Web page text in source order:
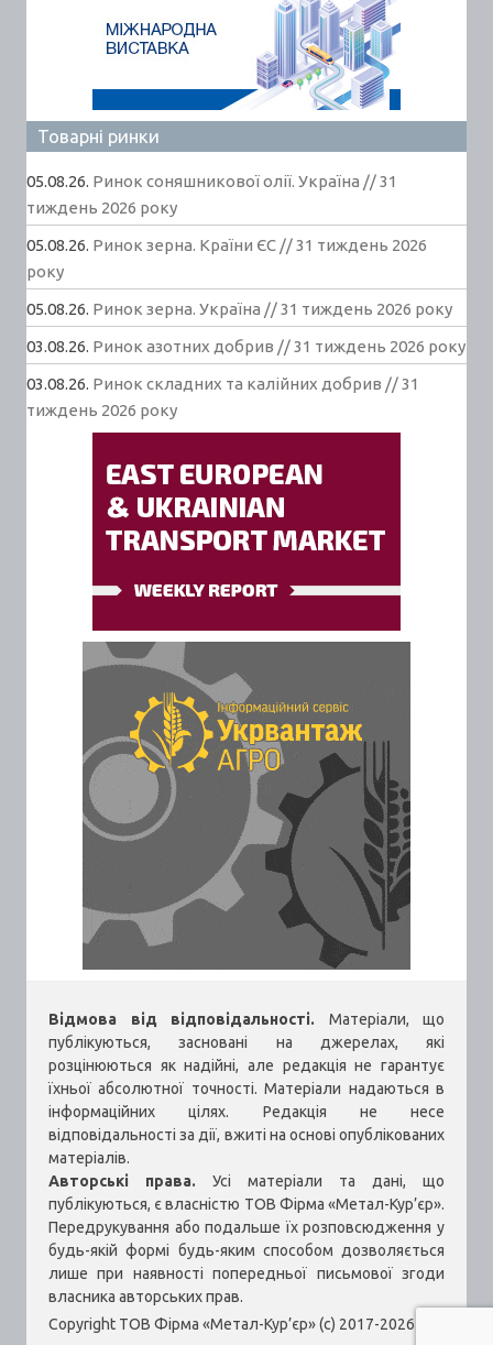
Товарні ринки
05.08.26. Ринок соняшникової олії. Україна // 31
тиждень 2026 року
05.08.26. Ринок зерна. Країни ЄС // 31 тиждень 2026
року
05.08.26. Ринок зерна. Україна // 31 тиждень 2026 року
03.08.26. Ринок азотних добрив // 31 тиждень 2026 року
03.08.26. Ринок складних та калійних добрив // 31
тиждень 2026 року
Відмова від відповідальності. Матеріали, що
публікуються, засновані на джерелах, які
розцінюються як надійні, але редакція не гарантує
їхньої абсолютної точності. Матеріали надаються в
інформаційних цілях. Редакція не несе
відповідальності за дії, вжиті на основі опублікованих
матеріалів.
Авторські права. Усі матеріали та дані, що
публікуються, є власністю ТОВ Фірма «Метал-Кур’єр».
Передрукування або подальше їх розповсюдження у
будь-якій формі будь-яким способом дозволяється
лише при наявності попередньої письмової згоди
власника авторських прав.
Copyright ТОВ Фірма «Метал-Кур’єр» (c) 2017-2026